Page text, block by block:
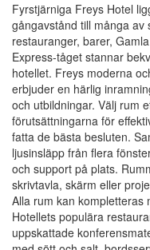
Fyrstjärniga Freys Hotel
gångavstånd till många
restauranger, barer,
Express-tåget stannar
hotellet. Freys moderna
erbjuder en härlig
och utbildningar. Välj rum
förutsättningarna för
fatta de bästa besluten.
ljusinsläpp från flera
och support på plats.
skrivtavla, skärm eller
Alla rum kan kompletteras
Hotellets populära
uppskattade